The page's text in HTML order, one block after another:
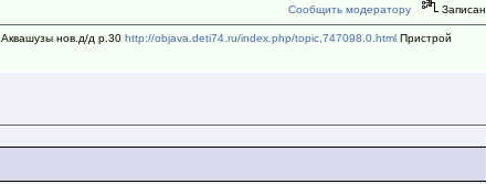
Сообщить модератору Записан
Аквашузы нов.д/д р.30http://objava.deti74.ru/index.php/topic,747098.0.html Пристрой